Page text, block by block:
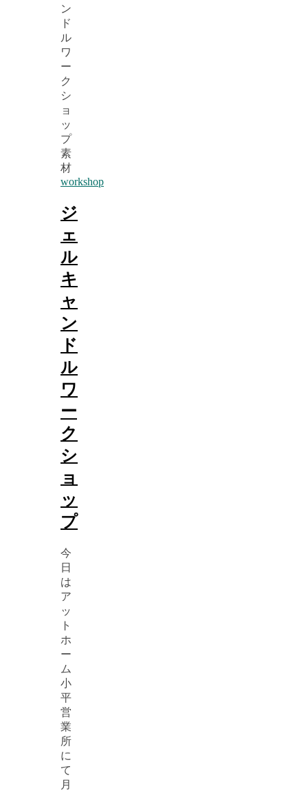
workshop
ジ
ェ
ル
キ
ャ
ン
ド
ル
ワ
ー
ク
シ
ョ
ッ
プ
今
日
は
ア
ッ
ト
ホ
ー
ム
小
平
営
業
所
に
て
月